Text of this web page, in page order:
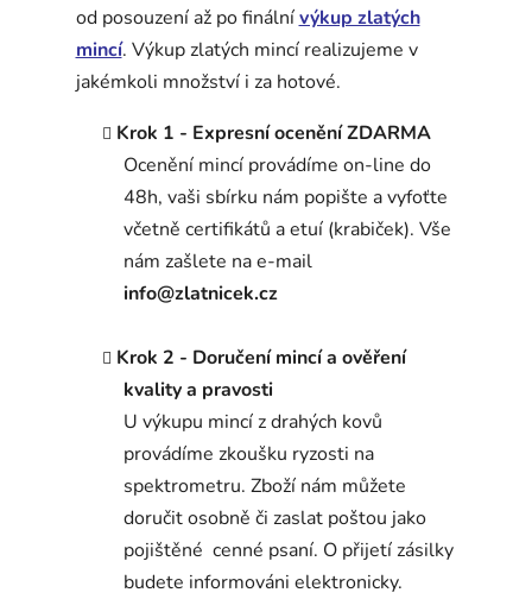
od posouzení až po finálnívýkup zlatých
mincí. Výkup zlatých mincí realizujeme v
jakémkoli množství i za hotové.
Krok 1 - Expresní ocenění ZDARMA
Ocenění mincí provádíme on-line do
48h, vaši sbírku nám popište a vyfoťte
včetně certifikátů a etuí (krabiček). Vše
nám zašlete na e-mail
info@zlatnicek.cz
Krok 2 - Doručení mincí a ověření
kvality a pravosti
U výkupu mincí z drahých kovů
provádíme zkoušku ryzosti na
spektrometru. Zboží nám můžete
doručit osobně či zaslat poštou jako
pojištěné cenné psaní. O přijetí zásilky
budete informováni elektronicky.